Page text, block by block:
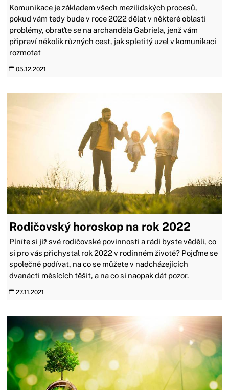
Komunikace je základem všech mezilidských procesů,
pokud vám tedy bude v roce 2022 dělat v některé oblasti
problémy, obraťte se na archanděla Gabriela, jenž vám
připraví několik různých cest, jak spletitý uzel v komunikaci
rozmotat
05.12.2021
Rodičovský horoskop na rok 2022
Plníte si již své rodičovské povinnosti a rádi byste věděli, co
si pro vás přichystal rok 2022 v rodinném životě? Pojďme se
společně podívat, na co se můžete v nadcházejících
dvanácti měsících těšit, a na co si naopak dát pozor.
27.11.2021